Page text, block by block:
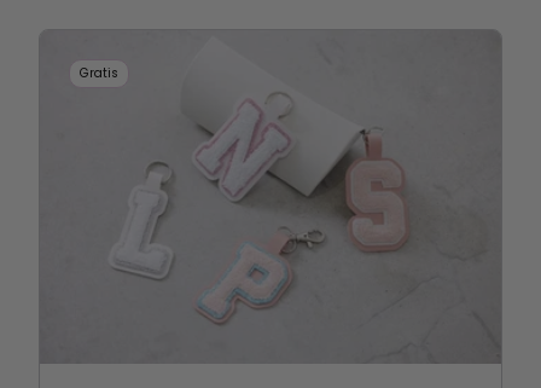
Gratis